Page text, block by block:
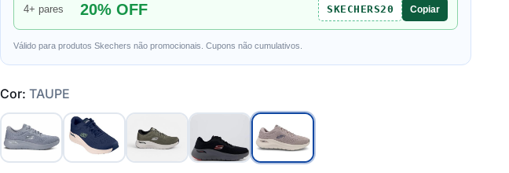
4+ pares 20% OFF SKECHERS20 Copiar
Válido para produtos Skechers não promocionais. Cupons não cumulativos.
Cor: TAUPE